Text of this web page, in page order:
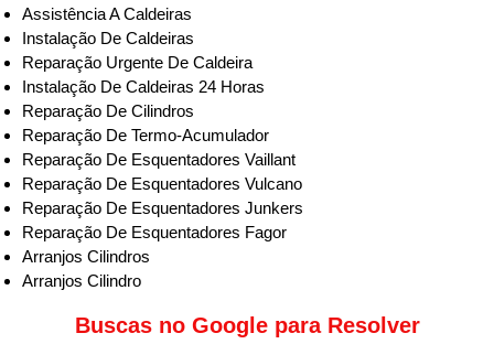
Assistência A Caldeiras
Instalação De Caldeiras
Reparação Urgente De Caldeira
Instalação De Caldeiras 24 Horas
Reparação De Cilindros
Reparação De Termo-Acumulador
Reparação De Esquentadores Vaillant
Reparação De Esquentadores Vulcano
Reparação De Esquentadores Junkers
Reparação De Esquentadores Fagor
Arranjos Cilindros
Arranjos Cilindro
Buscas no Google para Resolver